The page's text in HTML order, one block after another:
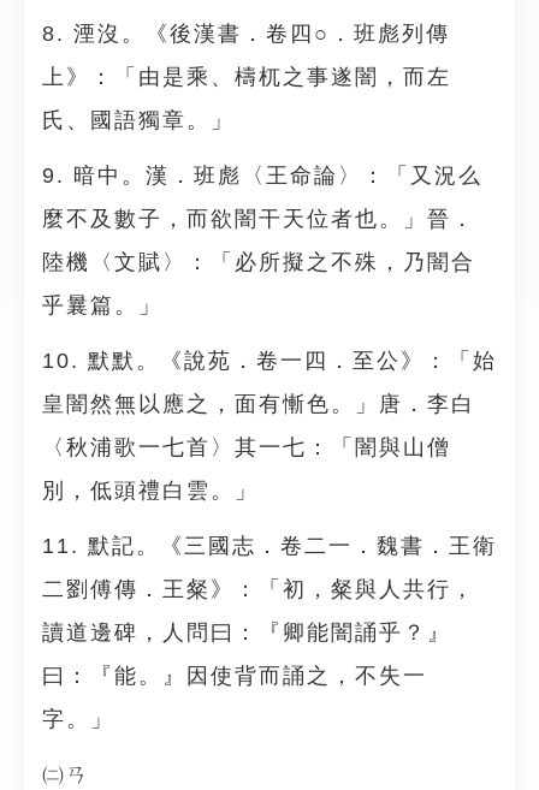
8. 湮沒。《後漢書．卷四○．班彪列傳
上》：「由是乘、檮杌之事遂闇，而左
氏、國語獨章。」
9. 暗中。漢．班彪〈王命論〉：「又況么
麼不及數子，而欲闇干天位者也。」晉．
陸機〈文賦〉：「必所擬之不殊，乃闇合
乎曩篇。」
10. 默默。《說苑．卷一四．至公》：「始
皇闇然無以應之，面有慚色。」唐．李白
〈秋浦歌一七首〉其一七：「闇與山僧
別，低頭禮白雲。」
11. 默記。《三國志．卷二一．魏書．王衛
二劉傅傳．王粲》：「初，粲與人共行，
讀道邊碑，人問曰：『卿能闇誦乎？』
曰：『能。』因使背而誦之，不失一
字。」
㈡ㄢ